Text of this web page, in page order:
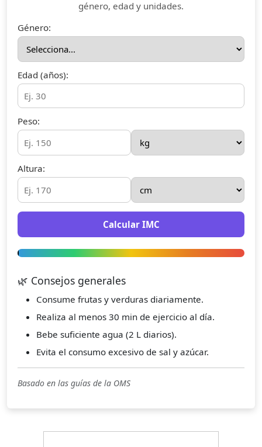
género, edad y unidades.
Género:
Edad (años):
Peso:
Altura:
Calcular IMC
🌿 Consejos generales
Consume frutas y verduras diariamente.
Realiza al menos 30 min de ejercicio al día.
Bebe suficiente agua (2 L diarios).
Evita el consumo excesivo de sal y azúcar.
Basado en las guías de la OMS